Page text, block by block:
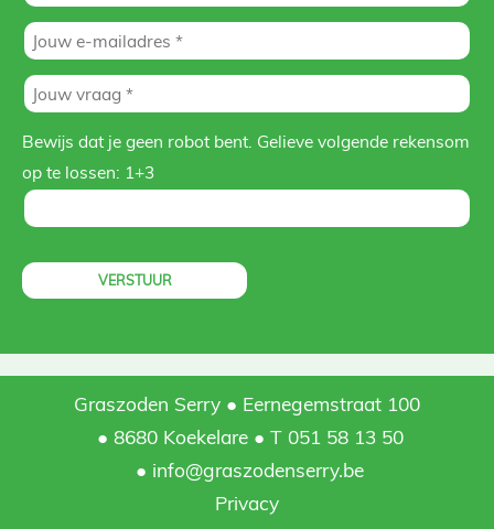
Bewijs dat je geen robot bent. Gelieve volgende rekensom
op te lossen: 1+3
Graszoden Serry
Eernegemstraat 100
8680 Koekelare
T 051 58 13 50
info@graszodenserry.be
Privacy